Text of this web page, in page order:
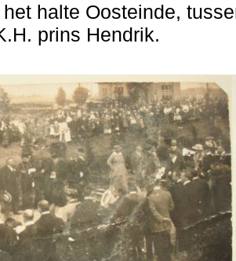
halte Oosteinde,
prins Hendrik.